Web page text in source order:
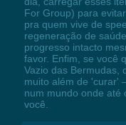
For Group) para
pra quem vive de
regeneração de
progresso intacto
favor. Enfim, se você
Vazio das Bermudas,
muito além de 'curar'
num mundo onde até
você.